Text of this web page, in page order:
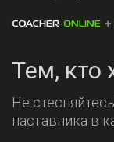
Тем, кто
Не
наставника в